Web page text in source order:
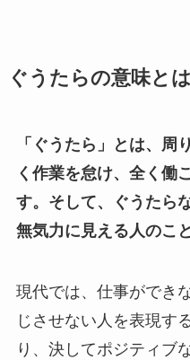
ぐうたらの意味とは
「ぐうたら」とは、周
く作業を怠け、全く働
す。そして、ぐうたら
無気力に見える人のこ
現代では、仕事ができ
じさせない人を表現す
り、決してポジティブ